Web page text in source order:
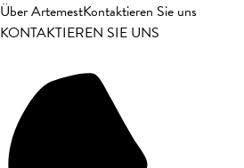
Über ArtemestKontaktieren Sie uns
KONTAKTIEREN SIE UNS